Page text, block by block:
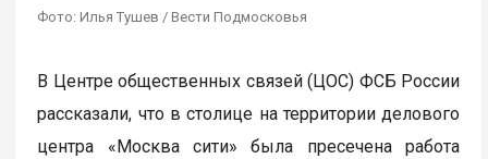
Фото: Илья Тушев / Вести Подмосковья
В Центре общественных связей (ЦОС) ФСБ России
рассказали, что в столице на территории делового
центра «Москва сити» была пресечена работа